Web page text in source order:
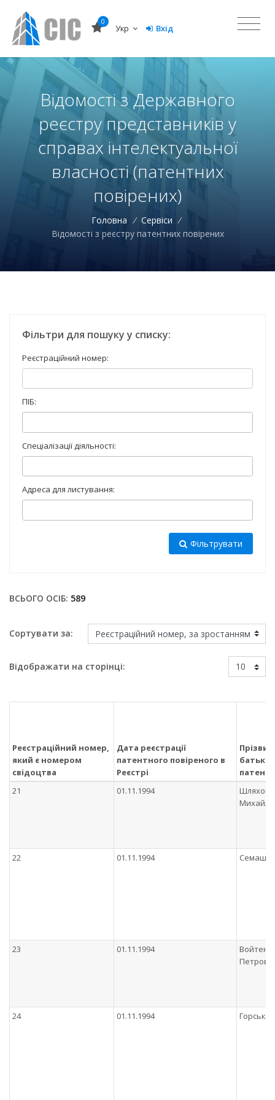
0
Укр Вхід
Відомості з Державного
реєстру представників у
справах інтелектуальної
власності (патентних
повірених)
Головна / Сервіси /
Відомості з реєстру патентних повірених
Фільтри для пошуку у списку:
Реєстраційний номер:
ПІБ:
Спеціалізації діяльності:
Адреса для листування:
Фільтрувати
ВСЬОГО ОСІБ: 589
Сортувати за:
Відображати на сторінці:
Реєстраційний номер,
який є номером
свідоцтва
Дата реєстрації
патентного повіреного в
Реєстрі
21
01.11.1994
22 01.11.1994
23 01.11.1994
24 01.11.1994 Горська